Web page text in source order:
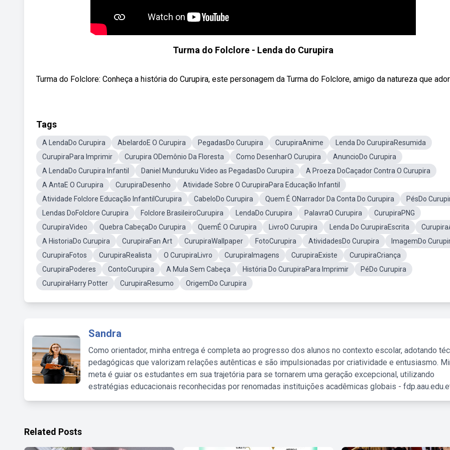
Turma do Folclore - Lenda do Curupira
Turma do Folclore: Conheça a história do Curupira, este personagem da Turma do Folclore, amigo da natureza que
Tags
A LendaDo Curupira AbelardoE O Curupira PegadasDo Curupira CurupiraAnime
Lenda Do CurupiraResumida
CurupiraPara Imprimir
Curupira ODemônio Da Floresta Como DesenharO Curupira
AnuncioDo Curupira
A LendaDo Curupira Infantil
Daniel Munduruku Video as PegadasDo Curupira
A Proeza DoCaçador Contra O Curupira
A AntaE O Curupira
CurupiraDesenho
Atividade Sobre O CurupiraPara Educação Infantil
Atividade Folclore Educação InfantilCurupira
CabeloDo Curupira Quem É ONarrador Da Conta Do Curupira
PésDo
Lendas DoFolclore Curupira
Folclore BrasileiroCurupira LendaDo Curupira PalavraO Curupira
CurupiraPNG
CurupiraVideo
Quebra CabeçaDo Curupira QuemÉ O Curupira LivroO Curupira Lenda Do CurupiraEscrita
A HistoriaDo Curupira
CurupiraFan Art CurupiraWallpaper FotoCurupira AtividadesDo Curupira
ImagemDo
CurupiraFotos
CurupiraRealista O CurupiraLivro CurupiraImagens CurupiraExiste
CurupiraCriança
CurupiraPoderes
ContoCurupira A Mula Sem Cabeça História Do CurupiraPara Imprimir
PéDo Curupira
CurupiraHarry Potter
CurupiraResumo OrigemDo Curupira
Sandra
Como orientador, minha entrega é completa ao progresso dos alunos no contexto escolar, adotando
pedagógicas que valorizam relações autênticas e são impulsionadas por criatividade e entusiasmo.
meta é guiar os estudantes em sua trajetória para se tornarem uma geração excepcional, utilizando
estratégias educacionais reconhecidas por renomadas instituições acadêmicas globais -
Related Posts